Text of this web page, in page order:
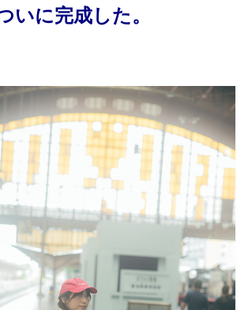
いに完成した。